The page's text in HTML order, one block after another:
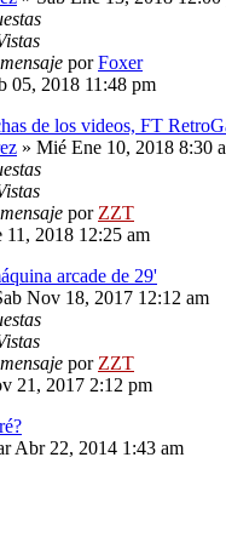
porFoxer
05, 2018 11:48 pm
de los videos, FT
» Mié Ene 10, 2018 8:30
por ZZT
11, 2018 12:25 am
arcade de 29'
Nov 18, 2017 12:12 am
por ZZT
21, 2017 2:12 pm
Abr 22, 2014 1:43 am